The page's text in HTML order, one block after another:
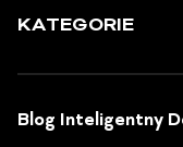
KATEGORIE
Blog Inteligentny